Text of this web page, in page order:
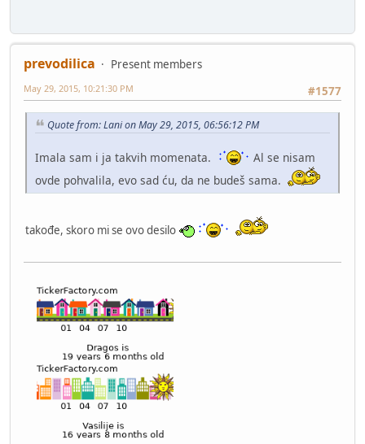
prevodilica
Present members
#1577
May 29, 2015, 10:21:30 PM
Quote from: Lani on May 29, 2015, 06:56:12 PM
Imala sam i ja takvih momenata.
Al se nisam
ovde pohvalila, evo sad ću, da ne budeš sama.
takođe, skoro mi se ovo desilo